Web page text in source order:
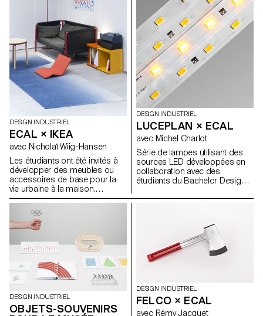
innovantes. Photos par
ECAL/Calypso Mahieu assisté
de ECAL/Mathieu Lang
Pour l’édition 2016, et suite au
succès de l’installation RAFT de
2014, les étudiants de 3e
année Bachelor Design
Industriel ont créé des
dispositifs «aquatiques»
investissant les berges de
Vevey le temps du Festival
Images.
DESIGN INDUSTRIEL
ECAL × IKEA
avec Nicholaï Wiig-Hansen
Les étudiants ont été invités à
développer des meubles ou
accessoires de base pour la
vie urbaine à la maison.
L’accessibilité étant l'un des
axes clés d'IKEA, leurs solutions
ont été des produits durables,
adaptables et fonctionnels à
bas prix. Les résultats ont été
présentés lors des Democratic
Design Days d’IKEA à Älmhult,
Suède en juin 2016. Vues de
l'exposition par ECAL/Sébastien
Cluzel
DESIGN INDUSTRIEL
LUCEPLAN × ECAL
avec Michel Charlot
Série de lampes utilisant des
sources LED développées en
collaboration avec des
étudiants du Bachelor Design
workshop avec le designer
DESIGN INDUSTRIEL
OBJETS-SOUVENIRS
DESIGN INDUSTRIEL
FELCO × ECAL
avec Rémy Jacquet